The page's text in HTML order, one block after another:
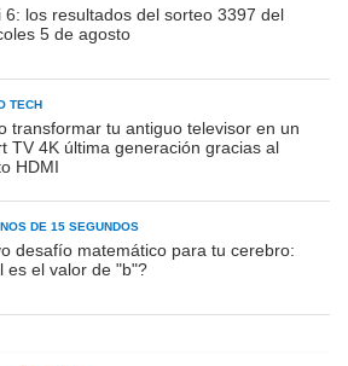
6: los resultados del sorteo 3397 del
5 de agosto
TECH
transformar tu antiguo televisor en un
TV 4K última generación gracias al
HDMI
DE 15 SEGUNDOS
desafío matemático para tu cerebro:
es el valor de "b"?